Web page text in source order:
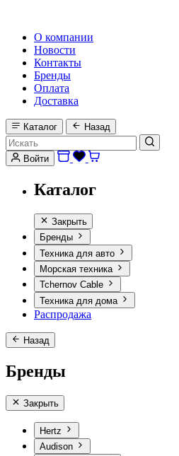
О компании
Новости
Контакты
Бренды
Оплата
Доставка
Каталог Назад
Войти
Каталог
Закрыть
Бренды
Техника для авто
Морская техника
Tchernov Cable
Техника для дома
Распродажа
Назад
Бренды
Закрыть
Hertz
Audison